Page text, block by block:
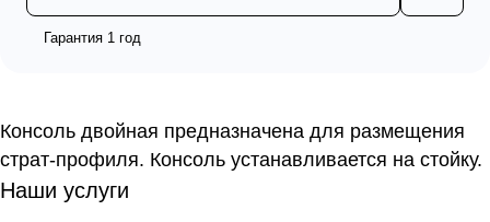
Гарантия 1 год
Консоль двойная предназначена для размещения
страт-профиля. Консоль устанавливается на стойку.
Наши услуги